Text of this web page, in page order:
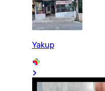
Yakup